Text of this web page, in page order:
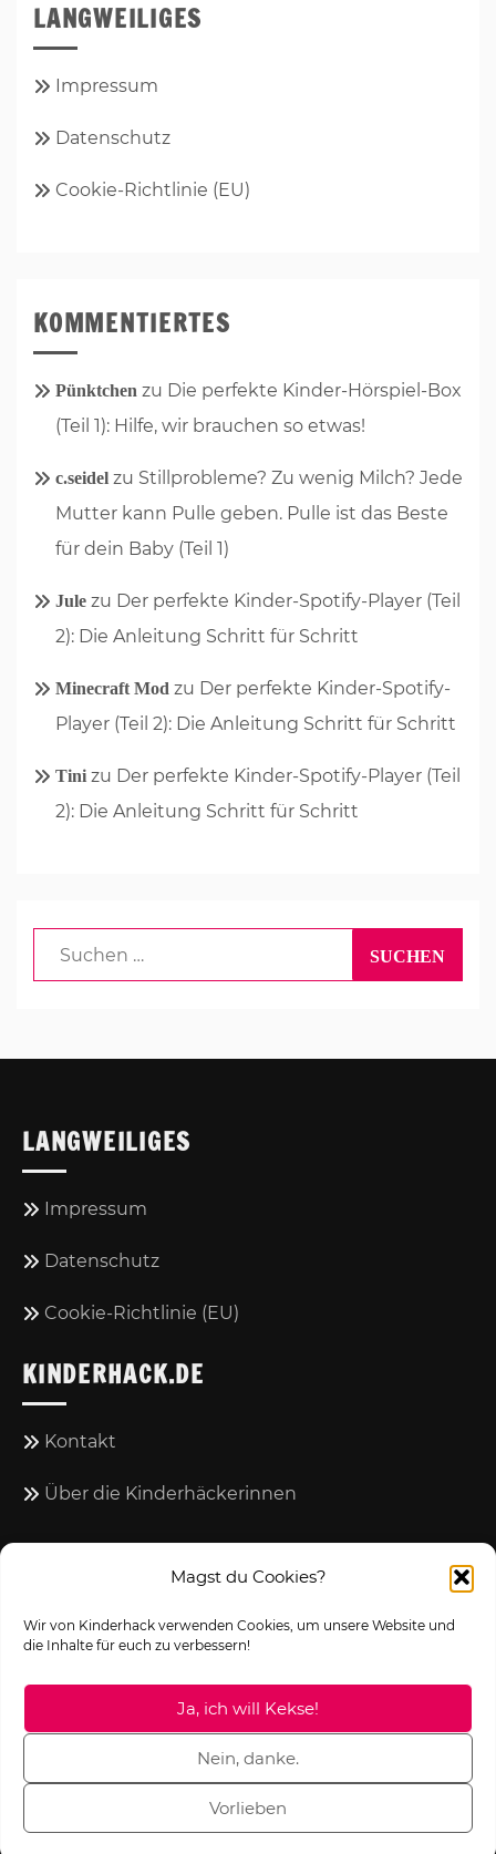
Magst du Cookies?
Wir von Kinderhack verwenden Cookies, um unsere Website und
die Inhalte für euch zu verbessern!
Ja, ich will Kekse!
Nein, danke.
Vorlieben
LANGWEILIGES
Impressum
Datenschutz
Cookie-Richtlinie (EU)
KOMMENTIERTES
Pünktchen zu Die perfekte Kinder-Hörspiel-Box
(Teil 1): Hilfe, wir brauchen so etwas!
c.seidel zu Stillprobleme? Zu wenig Milch? Jede
Mutter kann Pulle geben. Pulle ist das Beste
für dein Baby (Teil 1)
Jule zu Der perfekte Kinder-Spotify-Player (Teil
2): Die Anleitung Schritt für Schritt
Minecraft Mod zu Der perfekte Kinder-Spotify-
Player (Teil 2): Die Anleitung Schritt für Schritt
Tini zu Der perfekte Kinder-Spotify-Player (Teil
2): Die Anleitung Schritt für Schritt
Suchen
nach:
LANGWEILIGES
Impressum
Datenschutz
Cookie-Richtlinie (EU)
KINDERHACK.DE
Kontakt
Über die Kinderhäckerinnen
COPYRIGHTS
Icons made by
Proudly powered by WordPress |Theme: Blog Cycle